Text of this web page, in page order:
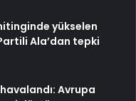
yükselen
Ala’dan tepki
Avrupa